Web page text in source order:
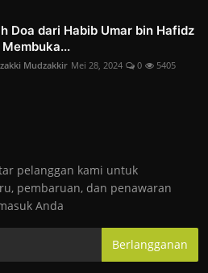
Doa dari Habib Umar bin Hafidz
Mudzakkir Mei 28, 2024 0 5405
pelanggan kami untuk
pembaruan, dan penawaran
Anda
Berlangganan